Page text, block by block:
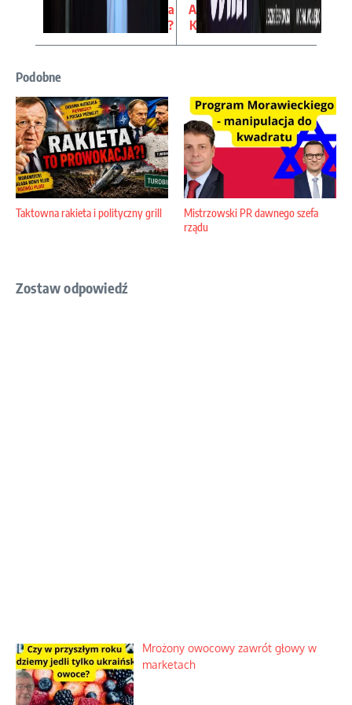
a
?
A
K
Podobne
Taktowna rakieta i polityczny grill
Mistrzowski PR dawnego szefa
rządu
Zostaw odpowiedź
Mrożony owocowy zawrót głowy w
marketach